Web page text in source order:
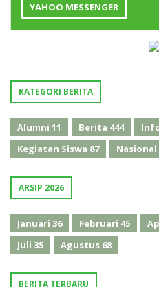
YAHOO MESSENGER
KATEGORI BERITA
Alumni 11 Berita 444
Kegiatan Siswa 87 Nasional
ARSIP 2026
Januari 36 Februari 45
Juli 35 Agustus 68
BERITA TERBARU